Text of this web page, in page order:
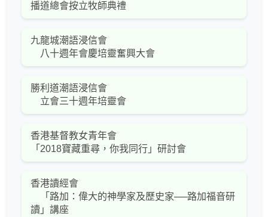
播道總會按立牧師典禮
九龍城潮語浸信會
八十週年會慶培靈奮興大會
勝利道潮語浸信會
立會三十週年培靈會
香港基督教女青年會
「2018寶藏重尋，你我同行」研討會
香港讀經會
「路加：偉大的神學家及歷史家──路加福音研
讀」講座